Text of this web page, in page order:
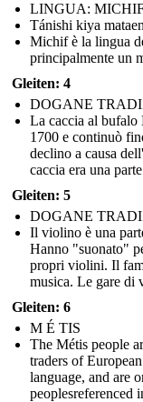
LINGUA:
Tánishi kiya
Michif è la lingua
principalmente un
Gleiten: 4
DOGANE
La caccia al bufalo
1700 e continuò
declino a causa
caccia era una
Gleiten: 5
DOGANE
Il violino è una
Hanno "suonato"
propri violini. Il
musica. Le gare di
Gleiten: 6
M É TIS
The Métis people
traders of
language, and are
peoplesreferenced